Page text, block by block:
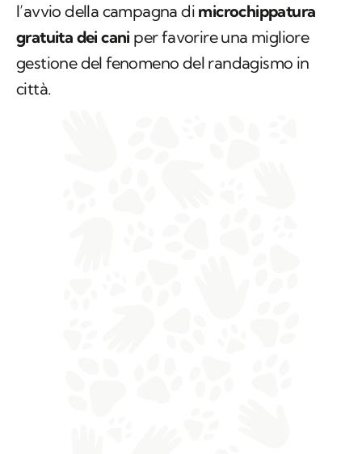
l’avvio della campagna di microchippatura
gratuita dei cani per favorire una migliore
gestione del fenomeno del randagismo in
città.